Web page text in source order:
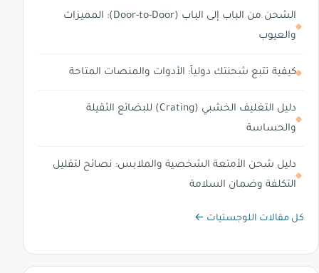
الشحن من الباب إلى الباب (Door-to-Door): المميزات
والعيوب
كيفية تتبع شحنتك دولياً: الأدوات والمنصات المتاحة
دليل التغليف الخشبي (Crating) للبضائع الثقيلة
والحساسة
دليل شحن الأمتعة الشخصية والملابس: نصائح لتقليل
التكلفة وضمان السلامة
كل مقالات اللوجستيات ←